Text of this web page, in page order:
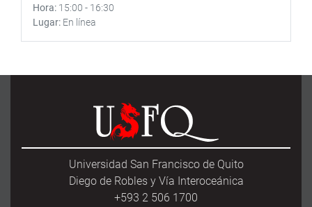
Hora 15:00 - 16:30
Lugar En línea
Universidad San Francisco de Quito
Diego de Robles y Vía Interoceánica
+593 2 506 1700